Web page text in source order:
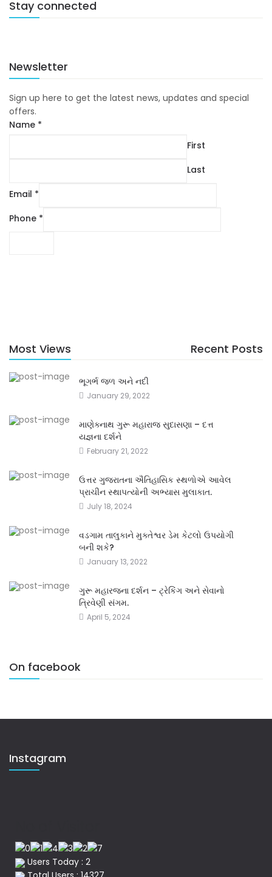
Stay connected
Newsletter
Sign up here to get the latest news, updates and special
offers.
Name *
First
Last
Email *
Phone *
Most Views Recent Posts
ભૂગર્ભ જળ અને નદી
January 29, 2022
માણેક્નાથ ગુરૂ મહારાજ સુદાસણા – દત્ત
યજ્ઞના દર્શને
February 21, 2022
ઉત્તર ગુજરાતના ઐતિહાસિક સ્થળોએ આવેલ
પ્રાચીન સ્થાપત્યોની અભ્યાસ મુલાકાત.
July 18, 2024
વડગામ તાલુકાને મુક્તેશ્વર ડેમ કેટલો ઉપયોગી
બની શકે?
January 13, 2022
ગુરૂ મહારજના દર્શન – ટ્રેકિંગ અને સેવાનો
ત્રિવેણી સંગમ.
April 5, 2024
On facebook
Instagram
Users Today : 2